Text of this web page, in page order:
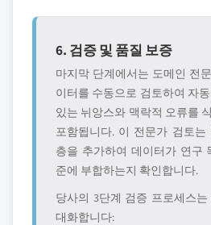
6. 검증 및 품질 보증
마지막 단계에서는 도메인 전
이터를 수동으로 검토하여 자
있는 뉘앙스와 맥락적 오류를
포함됩니다. 이 전문가 검토
층을 추가하여 데이터가 연구
준에 부합하는지 확인합니다.
당사의 3단계 검증 프로세스
대화합니다: